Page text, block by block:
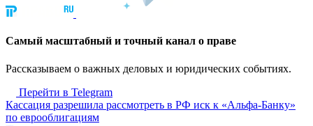
Cамый масштабный и точный канал о праве
Рассказываем о важных деловых и юридических событиях.
Перейти в Telegram
Кассация разрешила рассмотреть в РФ иск к «Альфа-Банку»
по еврооблигациям